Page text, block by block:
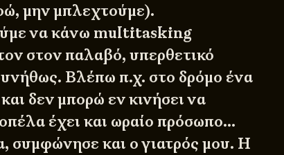
μην μπλεχτούμε).
να κάνω multitasking
στον παλαβό, υπερθετικό
Βλέπω π.χ. στο δρόμο ένα
δεν μπορώ εν κινήσει να
έχει και ωραίο πρόσωπο…
και ο γιατρός μου. Η